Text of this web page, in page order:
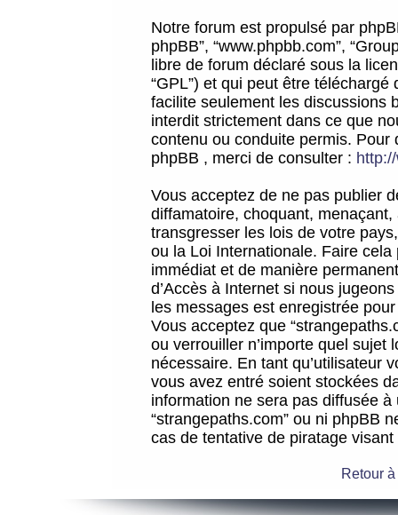
Notre forum est propulsé par
phpBB”, “www.phpbb.com”,
libre de forum déclaré sous la
“GPL”) et qui peut être téléchargé
facilite seulement les discussions
interdit strictement dans ce que
contenu ou conduite permis.
phpBB , merci de consulter :
Vous acceptez de ne pas publier
diffamatoire, choquant,
transgresser les lois de votre
ou la Loi Internationale. Faire
immédiat et de manière
d’Accès à Internet si nous
les messages est enregistrée
Vous acceptez que
ou verrouiller n’importe quel sujet
nécessaire. En tant qu’utilisateur
vous avez entré soient stockées
information ne sera pas diffusée
“strangepaths.com” ou ni phpBB
cas de tentative de piratage
Retour